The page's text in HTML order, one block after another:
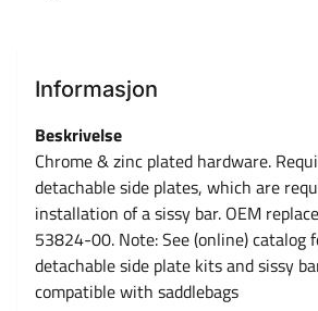
Informasjon
Beskrivelse
Chrome & zinc plated hardware.
detachable side plates, which are
installation of a sissy bar. OEM
53824-00. Note: See (online) catalog
detachable side plate kits and sissy
compatible with saddlebags